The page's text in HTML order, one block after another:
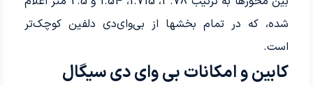
شده، که در تمام بخشها از بی‌وای‌دی دلفین کوچک‌تر
است.
کابین و امکانات بی وای دی سیگال